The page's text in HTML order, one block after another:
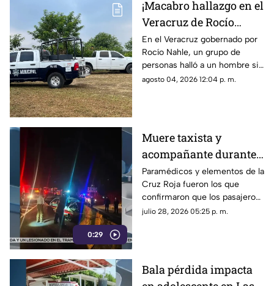
¡Macabro hallazgo en el
Veracruz de Rocío
Nahle! Hallan a
hombre sin vida cerca
de panteón; así estaba
el cuerpo
En el Veracruz gobernado por
Rocío Nahle, un grupo de
personas halló a un hombre sin
vida cerca de un panteón en
agosto 04, 2026 12:04 p. m.
0:29
Muere taxista y
acompañante durante
aparatoso accidente
sobre libramiento en
Coatepec
Paramédicos y elementos de la
Cruz Roja fueron los que
confirmaron que los pasajeros
del taxi ya no contaban con
julio 28, 2026 05:25 p. m.
Bala pérdida impacta